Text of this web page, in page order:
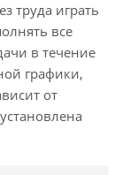
труда играть
все
в течение
графики,
от